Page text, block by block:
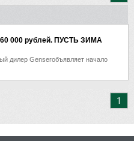
000 рублей. ПУСТЬ ЗИМА
дилер Genserобъявляет начало
1